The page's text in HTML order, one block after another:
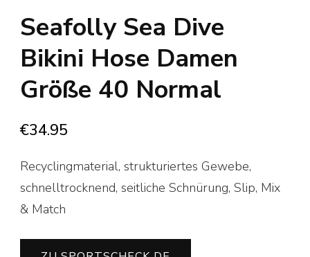
Seafolly Sea Dive
Bikini Hose Damen
Größe 40 Normal
€34.95
Recyclingmaterial, strukturiertes Gewebe,
schnelltrocknend, seitliche Schnürung, Slip, Mix
& Match